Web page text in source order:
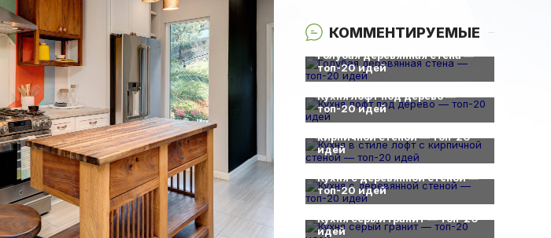
КОММЕНТИРУЕМЫЕ
Голубая деревянная стена —
топ-20 идей
0
Кухня лофт под дерево —
топ-20 идей
Кухня в стиле лофт с
кирпичной стеной — топ-20
идей
0
Кухня с деревянной стеной —
топ-20 идей
Кухня серый гранит — топ-20
идей